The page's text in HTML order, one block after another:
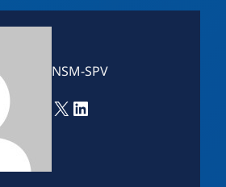
NSM-SPV
X LinkedIn